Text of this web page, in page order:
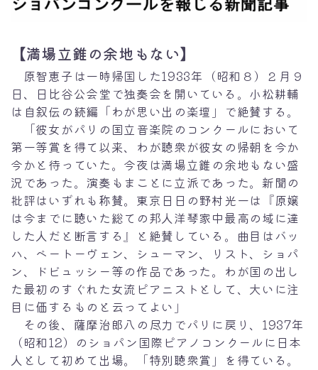
【満場立錐の余地もない】
原智恵子は一時帰国した1933年（昭和８）２月９
日、日比谷公会堂で独奏会を開いている。小松耕輔
は自叙伝の続編「わが思い出の楽壇」で絶賛する。
「彼女がパリの国立音楽院のコンクールにおいて
第一等賞を得て以来、わが聴衆が彼女の帰朝を今か
今かと待っていた。今夜は満場立錐の余地もない盛
況であった。演奏もまことに立派であった。新聞の
批評はいずれも称賛。東京日日の野村光一は『原嬢
は今までに聴いた総ての邦人洋琴家中最高の域に達
した人だと断言する』と絶賛している。曲目はバッ
ハ、ベートーヴェン、シューマン、リスト、ショパ
ン、ドビュッシー等の作品であった。わが国の出し
た最初のすぐれた女流ピアニストとして、大いに注
目に価するものと云ってよい」
その後、薩摩治郎八の尽力でパリに戻り、1937年
（昭和12）のショパン国際ピアノコンクールに日本
人として初めて出場。「特別聴衆賞」を得ている。